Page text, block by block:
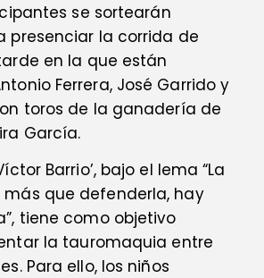
se sortearán
presenciar la corrida de
en la que están
Ferrera, José Garrido y
toros de la ganadería de
García.
Barrio’, bajo el lema “La
que defenderla, hay
tiene como objetivo
la tauromaquia entre
Para ello, los niños